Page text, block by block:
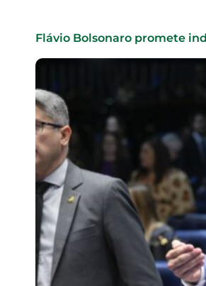
Flávio Bolsonaro promete